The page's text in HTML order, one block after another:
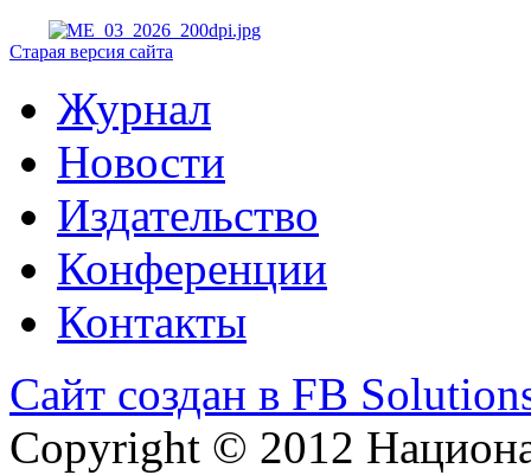
Старая версия сайта
Журнал
Новости
Издательство
Конференции
Контакты
Сайт создан в FB
Copyright © 2012